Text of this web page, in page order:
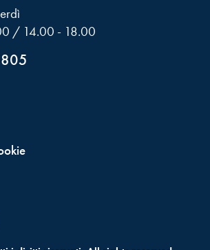
/ 14.00 - 18.00